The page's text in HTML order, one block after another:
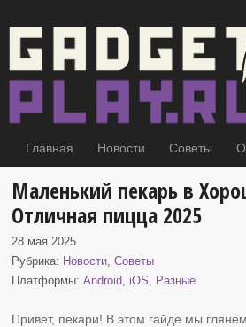
Главная Новости Советы О
Маленький пекарь в
Отличная пицца 2025
28 мая 2025
Рубрика: Новости,Советы
Платформы:Android, iOS, Разные
Привет, пекари! В этом гайде мы